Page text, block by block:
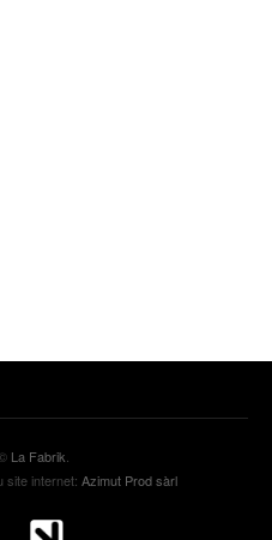
La Fabrik.
site internet: Azimut Prod sàrl